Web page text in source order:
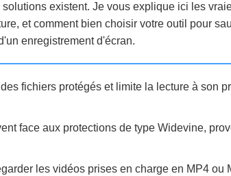
existent. Je vous explique ici les
et comment bien choisir votre outil pour
enregistrement d'écran.
fichiers protégés et limite la lecture à son
face aux protections de type Widevine,
les vidéos prises en charge en MP4 ou